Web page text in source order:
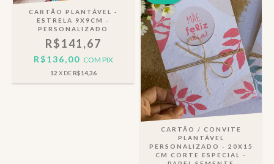
CARTÃO PLANTÁVEL -
ESTRELA 9X9CM -
PERSONALIZADO
R$141,67
R$136,00 COM PIX
12 X DER$14,36
CARTÃO / CONVITE
PLANTÁVEL
PERSONALIZADO - 20X15
CM CORTE ESPECIAL -